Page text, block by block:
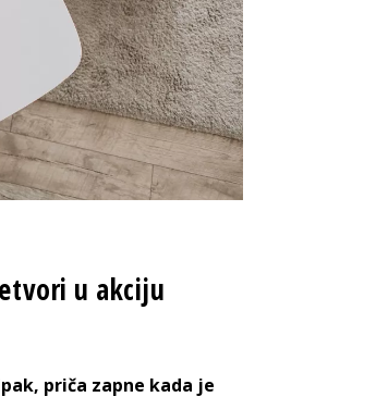
u akciju
priča zapne kada je